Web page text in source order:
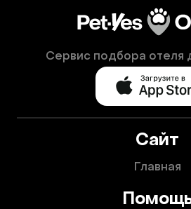
Сервис подбора отеля
Сайт
Главная